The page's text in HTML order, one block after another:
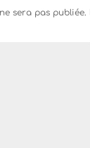
sera pas publiée.